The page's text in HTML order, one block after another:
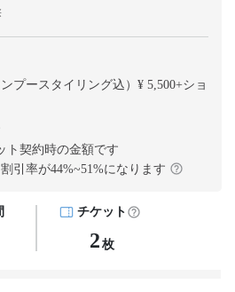
プースタイリング込）¥ 5,500+ショ
ト契約時の金額です
引率が44%~51%になります
チケット
2 枚